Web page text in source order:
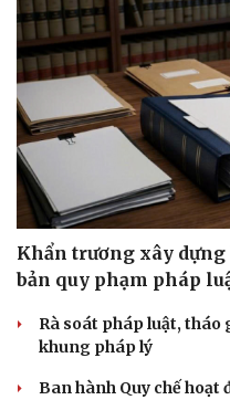
Khẩn trương xây dựng
bản quy phạm pháp
Rà soát pháp luật, tháo
khung pháp lý
Ban hành Quy chế hoạt